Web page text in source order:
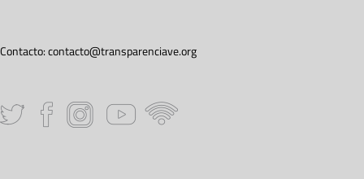
Contacto:contacto@transparenciave.org